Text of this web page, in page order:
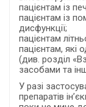
пацієнтам із
пацієнтам із
дисфункції;
пацієнтам
пацієнтам, які
(див. розділ
засобами та
У разі
препаратів